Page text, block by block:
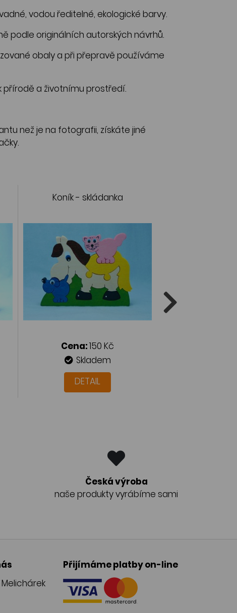
vodou ředitelné, ekologické barvy.
podle originálních autorských návrhů.
obaly a při přepravě používáme
přírodě a životnímu prostředí.
než je na fotografii, získáte jiné
Koník - skládanka
Cena:150 Kč
Skladem
DETAIL
Česká výroba
naše produkty vyrábíme sami
Přijímáme platby on-line